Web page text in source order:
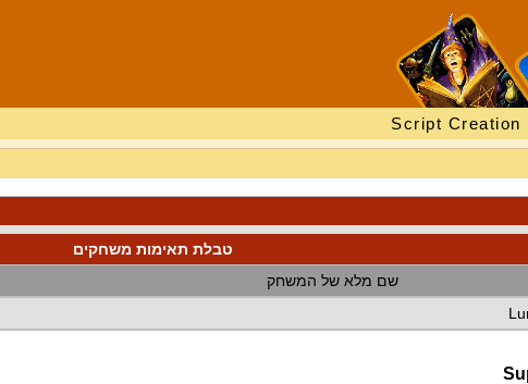
Script Creation
טבלת תאימות משחקים
שם מלא של המשחק